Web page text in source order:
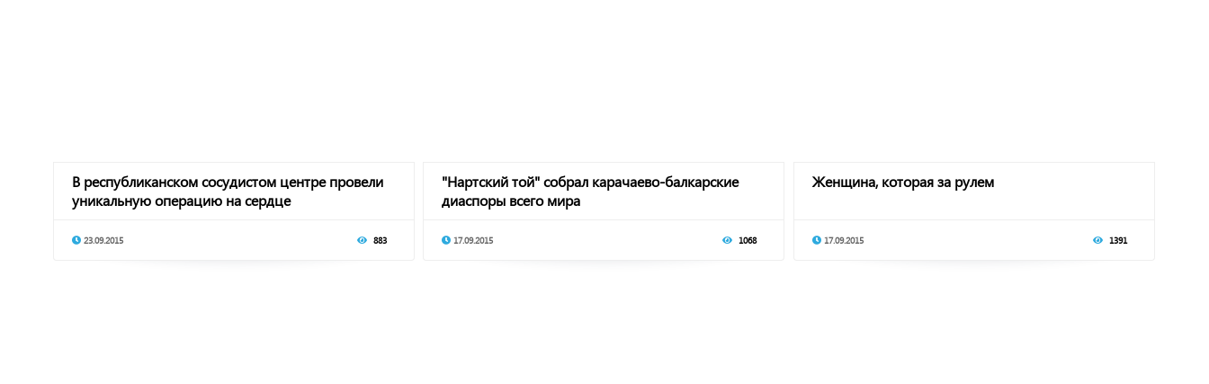
В республиканском сосудистом центре провели
уникальную операцию на сердце
23.09.2015 883
"Нартский той" собрал карачаево-балкарские
диаспоры всего мира
17.09.2015 1068
Женщина, которая за рулем
17.09.2015 1391